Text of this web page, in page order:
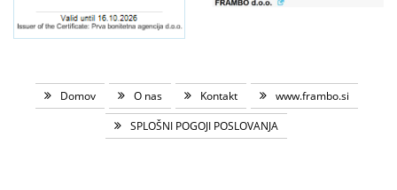
Domov O nas Kontakt
www.frambo.si
SPLOŠNI POGOJI POSLOVANJA